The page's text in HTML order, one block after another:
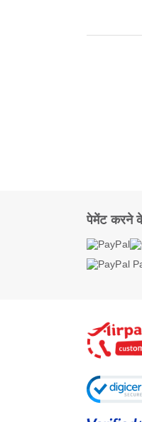
पेमेंट करने